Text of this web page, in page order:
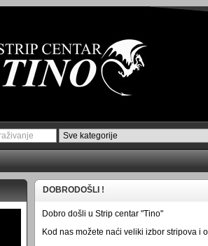
DOBRODOŠLI !
Dobro došli u Strip centar "Tino"
Kod nas možete naći veliki izbor stripova i